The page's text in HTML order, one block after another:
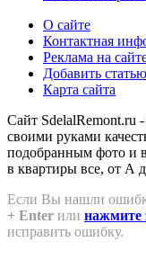
О сайте
Контактная
Реклама на
Добавить статью
Карта сайта
Сайт SdelalRemont.ru
своими руками
подобранным фото и
в квартиры все, от А
Если Вы нашли
+ Enter или нажмите
исправить ошибку.